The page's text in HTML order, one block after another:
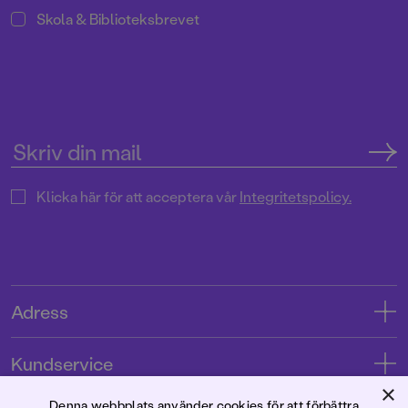
Skola & Biblioteksbrevet
Klicka här för att acceptera vårIntegritetspolicy.
Adress
Kundservice
Kontakta oss ×